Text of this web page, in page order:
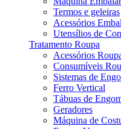
Termos e geleiras
Acessórios
Utensílios de
Tratamento Roupa
Acessórios
Consumíveis
Sistemas de
Ferro Vertical
Tábuas de
Geradores
Máquina de